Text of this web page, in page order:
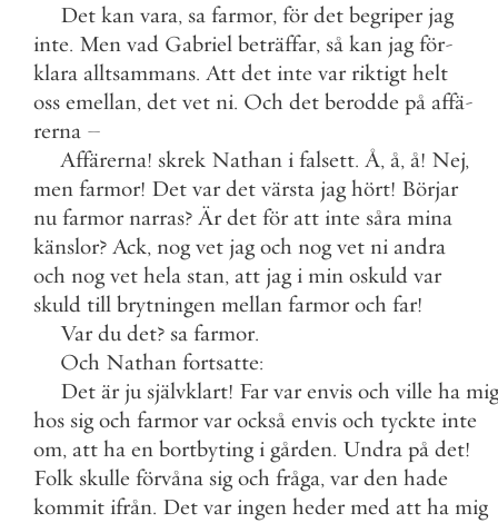
Det kan vara, sa farmor, för det begriper jag
inte. Men vad Gabriel beträffar, så kan jag för-
klara alltsammans. Att det inte var riktigt helt
oss emellan, det vet ni. Och det berodde på affä-
rerna –
Affärerna! skrek Nathan i falsett. Å, å, å! Nej,
men farmor! Det var det värsta jag hört! Börjar
nu farmor narras? Är det för att inte såra mina
känslor? Ack, nog vet jag och nog vet ni andra
och nog vet hela stan, att jag i min oskuld var
skuld till brytningen mellan farmor och far!
Var du det? sa farmor.
Och Nathan fortsatte:
Det är ju självklart! Far var envis och ville ha mig
hos sig och farmor var också envis och tyckte inte
om, att ha en bortbyting i gården. Undra på det!
Folk skulle förvåna sig och fråga, var den hade
kommit ifrån. Det var ingen heder med att ha mig